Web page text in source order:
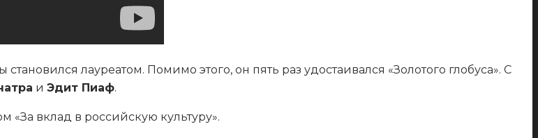
лауреатом. Помимо этого, он пять раз удостаивался «Золотого глобуса». С
и Эдит Пиаф.
вклад в российскую культуру».